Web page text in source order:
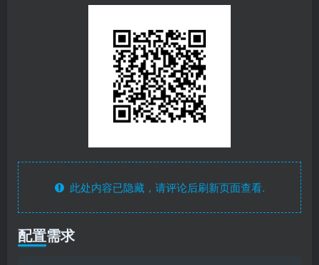
此处内容已隐藏，请评论后刷新页面查看.
配置需求